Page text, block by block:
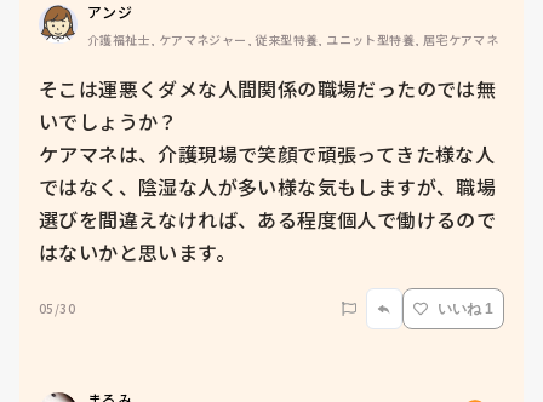
アンジ
介護福祉士, ケアマネジャー, 従来型特養, ユニット型特養, 居宅ケアマネ
そこは運悪くダメな人間関係の職場だったのでは無
いでしょうか？
ケアマネは、介護現場で笑顔で頑張ってきた様な人
ではなく、陰湿な人が多い様な気もしますが、職場
選びを間違えなければ、ある程度個人で働けるので
はないかと思います。
05/30 いいね 1